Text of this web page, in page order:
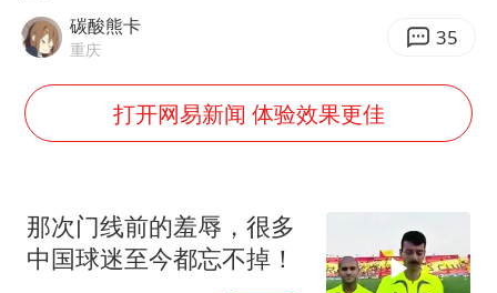
船舶避风项目停工 多地全力防台风
“深圳地面沉降致车辆损坏”不实
男子结婚8年发现3个女儿均非亲生
碳酸熊卡
重庆 35
打开网易新闻 体验效果更佳
那次门线前的羞辱，很多
中国球迷至今都忘不掉！